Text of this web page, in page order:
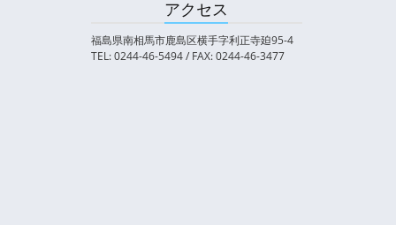
アクセス
福島県南相馬市鹿島区横手字利正寺廹95-4
TEL: 0244-46-5494 / FAX: 0244-46-3477